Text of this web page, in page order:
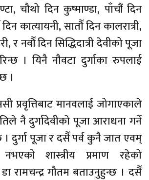
चौथो दिन कुष्माण्डा, पाँचौं दिन
कात्यायनी, सातौँ दिन कालरात्री,
र नवौँ दिन सिद्धिदात्री देवीको पूजा
। यिनै नौवटा दुर्गाका रुपलाई
।
प्रवृत्तिबाट मानवलाई जोगाएकाले
नै दुर्गादेवीको पूजा आराधना गर्ने
। दुर्गा पूजा र दसैँ पर्व कुनै जात एवम्
शास्त्रीय प्रमाण रहेको
डा रामचन्द्र गौतम बताउनुहुन्छ । दसैँ